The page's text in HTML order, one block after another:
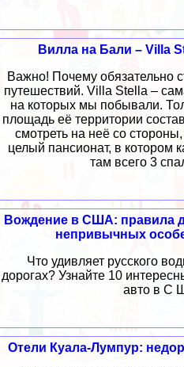
Вилла на Бали – Villa
Важно! Почему обязательно
путешествий. Villa Stella –
на которых мы побывали.
площадь её территории
смотреть на неё со
целый пансионат, в котором
там всего 3
Вождение в США: правила
непривычных
Что удивляет русского
дорогах? Узнайте 10
авто в С
Отели Куала-Лумпур: